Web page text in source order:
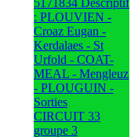
5171834 Descriptif
: PLOUVIEN -
Croaz Eugan -
Kerdalaes - St
Urfold - COAT-
MEAL - Mengleuz
- PLOUGUIN -
Sorties
CIRCUIT 33
groupe 3